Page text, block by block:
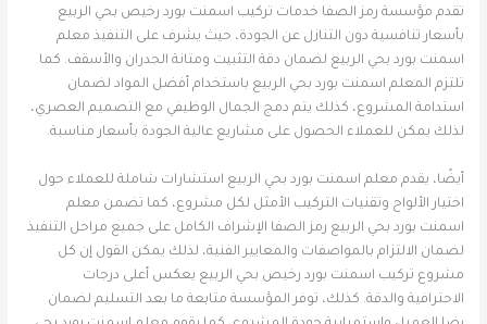
تقدم مؤسسة رمز الصفا خدمات تركيب اسمنت بورد رخيص بحي الربيع
بأسعار تنافسية دون التنازل عن الجودة، حيث يشرف على التنفيذ معلم
اسمنت بورد بحي الربيع لضمان دقة التثبيت ومتانة الجدران والأسقف. كما
تلتزم المعلم اسمنت بورد بحي الربيع باستخدام أفضل المواد لضمان
استدامة المشروع، كذلك يتم دمج الجمال الوظيفي مع التصميم العصري،
لذلك يمكن للعملاء الحصول على مشاريع عالية الجودة بأسعار مناسبة.
أيضًا، يقدم معلم اسمنت بورد بحي الربيع استشارات شاملة للعملاء حول
اختيار الألواح وتقنيات التركيب الأمثل لكل مشروع، كما تضمن معلم
اسمنت بورد بحي الربيع رمز الصفا الإشراف الكامل على جميع مراحل التنفيذ
لضمان الالتزام بالمواصفات والمعايير الفنية، لذلك يمكن القول إن كل
مشروع تركيب اسمنت بورد رخيص بحي الربيع يعكس أعلى درجات
الاحترافية والدقة. كذلك، توفر المؤسسة متابعة ما بعد التسليم لضمان